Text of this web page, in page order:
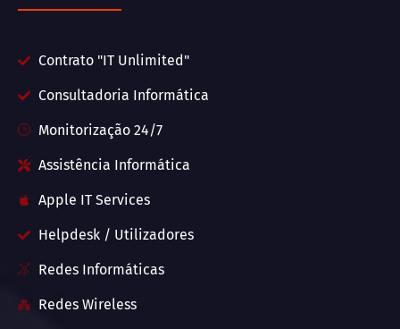
Contrato "IT Unlimited"
Consultadoria Informática
Monitorização 24/7
Assistência Informática
Apple IT Services
Helpdesk / Utilizadores
Redes Informáticas
Redes Wireless